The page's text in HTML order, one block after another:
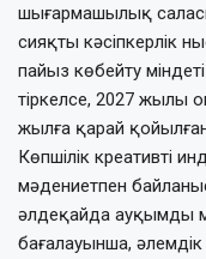
шығарма­шылық
сияқты кәсіпкерлік
пайыз көбейту
тіркелсе, 2027 жылы
жылға қарай
Көпшілік креативті
мәдениетпен
әлдеқайда ауқымды
бағалауынша,